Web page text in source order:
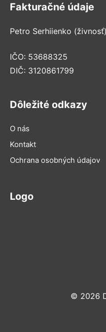
Fakturačné údaje
Petro Serhiienko (živnosť)
IČO: 53688325
DIČ: 3120861799
Dôležité odkazy
O nás
Kontakt
Ochrana osobných údajov
Logo
© 2026